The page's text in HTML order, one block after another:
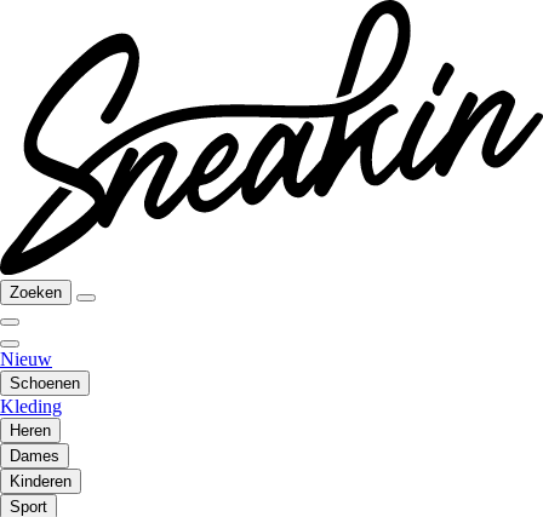
Zoeken
Nieuw
Schoenen
Kleding
Heren
Dames
Kinderen
Sport